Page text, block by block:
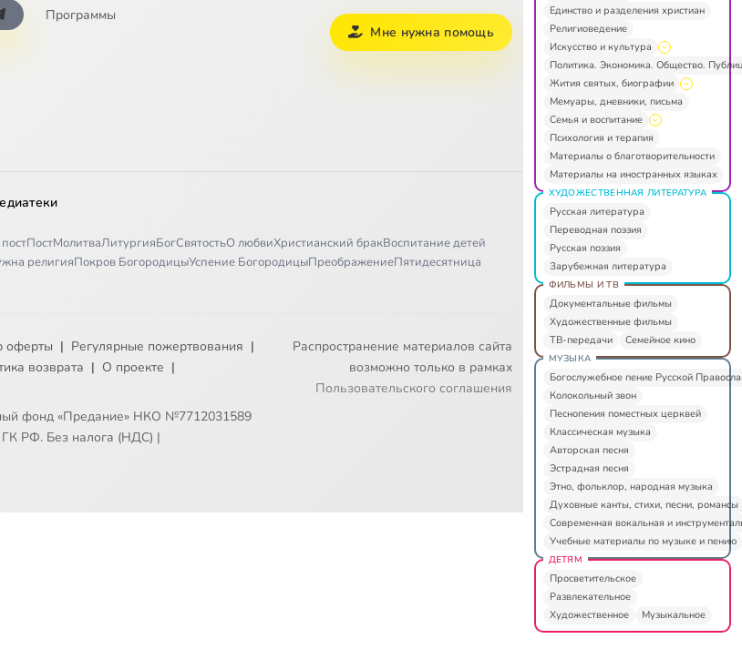
Программы
Мне нужна помощь
ПостМолитваЛитургияБогСвятостьО любвиХристианский бракВоспитание детей
религияПокров БогородицыУспение БогородицыПреображениеПятидесятница
оферты | Регулярные пожертвования |
возврата | О проекте |
фонд «Предание» НКО №7712031589
ГК РФ. Без налога (НДС) |
Распространение материалов сайта
возможно только в рамках
Пользовательского соглашения
Единство и разделения христиан
Религиоведение
Искусство и культура
Политика. Экономика. Общество.
Жития святых, биографии
Мемуары, дневники, письма
Семья и воспитание
Психология и терапия
Материалы о благотворительности
Материалы на иностранных языках
ХУДОЖЕСТВЕННАЯ ЛИТЕРАТУРА
Русская литература
Переводная поэзия
Русская поэзия
Зарубежная литература
ФИЛЬМЫ И ТВ
Документальные фильмы
Художественные фильмы
ТВ-передачи
Семейное кино
МУЗЫКА
Богослужебное пение Русской
Колокольный звон
Песнопения поместных церквей
Классическая музыка
Авторская песня
Эстрадная песня
Этно, фольклор, народная музыка
Духовные канты, стихи, песни, романсы
Современная вокальная и
Учебные материалы по музыке и пению
ДЕТЯМ
Просветительское
Развлекательное
Художественное
Музыкальное